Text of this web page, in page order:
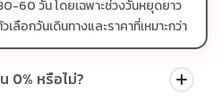
60 วัน โดยเฉพาะช่วงวันหยุดยาว
อกวันเดินทางและราคาที่เหมาะกว่า
0% หรือไม่?